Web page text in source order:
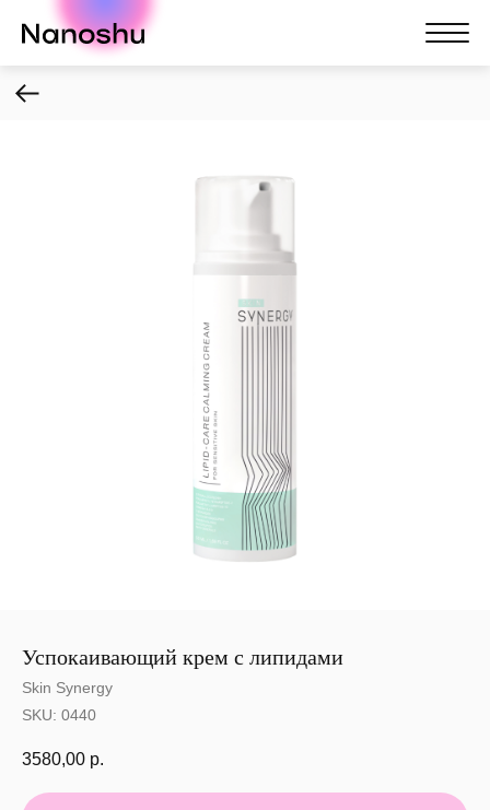
Nanoshu
Успокаивающий крем с липидами
Skin Synergy
SKU: 0440
3580,00 р.